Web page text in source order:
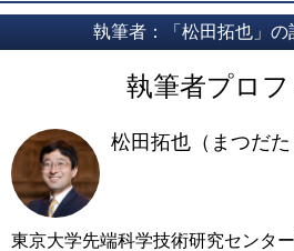
執筆者：「松田拓也」の
執筆者プロ
松田拓也（まつだた
東京大学先端科学技術研究センタ